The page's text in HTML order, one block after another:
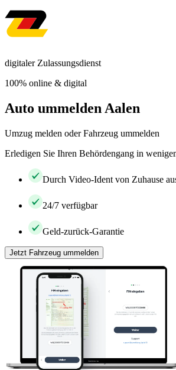
digitaler Zulassungsdienst
100% online & digital
Auto ummelden Aalen
Umzug melden oder Fahrzeug ummelden
Erledigen Sie Ihren Behördengang in
Durch Video-Ident von Zuhause
24/7 verfügbar
Geld-zurück-Garantie
Jetzt Fahrzeug ummelden